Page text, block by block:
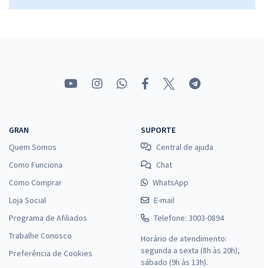
GRAN
Quem Somos
Como Funciona
Como Comprar
Loja Social
Programa de Afiliados
Trabalhe Conosco
Preferência de Cookies
SUPORTE
Central de ajuda
Chat
WhatsApp
E-mail
Telefone: 3003-0894
Horário de atendimento:
segunda a sexta (8h às 20h),
sábado (9h às 13h).